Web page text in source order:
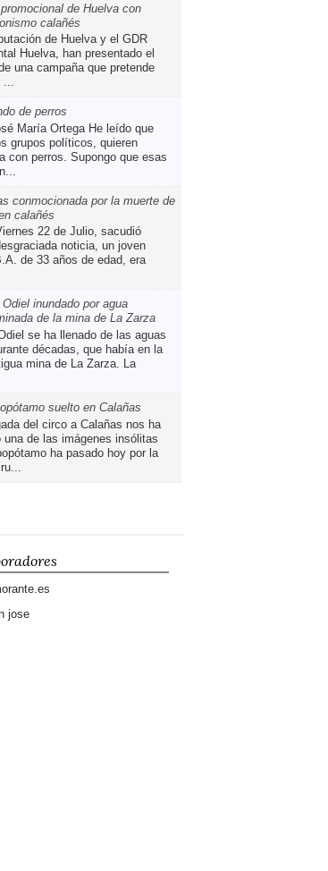
de Huelva con
calañés
de Huelva y el GDR
Huelva, han presentado el
una campaña que pretende
...
de perros
María Ortega He leído que
grupos políticos, quieren
con perros. Supongo que esas
conmocionada por la muerte de
calañés
22 de Julio, sacudió
noticia, un joven
de 33 años de edad, era
inundado por agua
de la mina de La Zarza
se ha llenado de las aguas
décadas, que había en la
mina de La Zarza. La
suelto en Calañas
del circo a Calañas nos ha
una de las imágenes insólitas
ha pasado hoy por la
jose